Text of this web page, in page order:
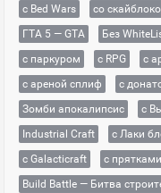
с Bed Wars
со
ГТА 5 — GTA
Без
с паркуром
с RPG с
с ареной сплиф
с
Зомби апокалипсис
с
Industrial Craft
с Лаки
с Galacticraft
с прятками
Build Battle — Битва